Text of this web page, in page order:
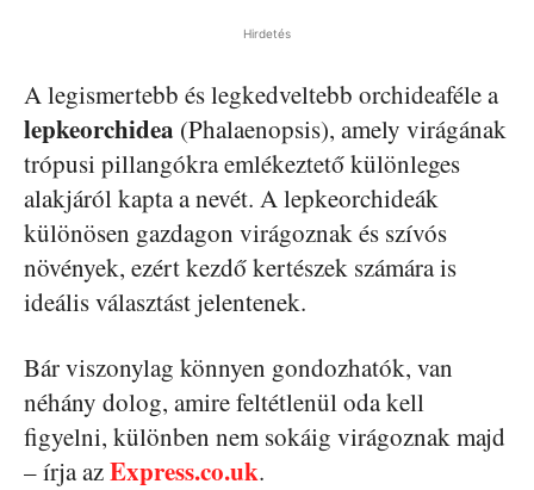
Hirdetés
A legismertebb és legkedveltebb orchideaféle a
lepkeorchidea (Phalaenopsis), amely virágának
trópusi pillangókra emlékeztető különleges
alakjáról kapta a nevét. A lepkeorchideák
különösen gazdagon virágoznak és szívós
növények, ezért kezdő kertészek számára is
ideális választást jelentenek.
Bár viszonylag könnyen gondozhatók, van
néhány dolog, amire feltétlenül oda kell
figyelni, különben nem sokáig virágoznak majd
– írja azExpress.co.uk.